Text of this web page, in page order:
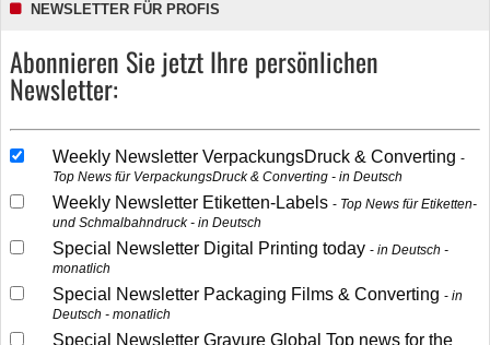
NEWSLETTER FÜR PROFIS
Abonnieren Sie jetzt Ihre persönlichen
Newsletter:
Weekly Newsletter VerpackungsDruck & Converting
Top News für VerpackungsDruck & Converting - in Deutsch
Weekly Newsletter Etiketten-Labels
Top News für Etiketten-
und Schmalbahndruck - in Deutsch
Special Newsletter Digital Printing today
in Deutsch -
monatlich
Special Newsletter Packaging Films & Converting
in
Deutsch - monatlich
Special Newsletter Gravure Global Top news for the